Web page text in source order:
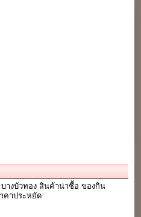
างบัวทอง สินค้าน่าซื้อ ของกิน
คาประหยัด